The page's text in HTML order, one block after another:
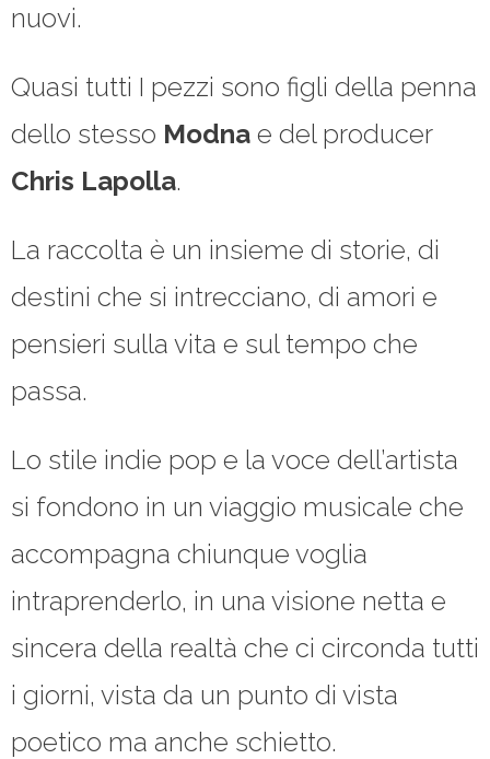
nuovi.
Quasi tutti I pezzi sono figli della penna
dello stesso Modna e del producer
Chris Lapolla.
La raccolta è un insieme di storie, di
destini che si intrecciano, di amori e
pensieri sulla vita e sul tempo che
passa.
Lo stile indie pop e la voce dell’artista
si fondono in un viaggio musicale che
accompagna chiunque voglia
intraprenderlo, in una visione netta e
sincera della realtà che ci circonda tutti
i giorni, vista da un punto di vista
poetico ma anche schietto.